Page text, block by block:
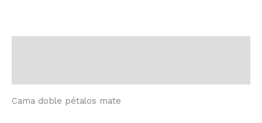
Cama doble pétalos mate